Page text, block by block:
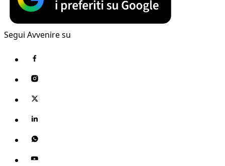
Segui Avvenire su